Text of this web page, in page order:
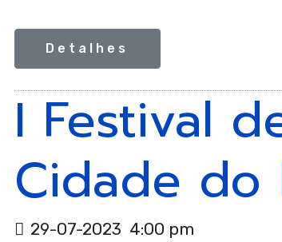
Detalhes
I Festival
Cidade do
29-07-2023 4:00 pm